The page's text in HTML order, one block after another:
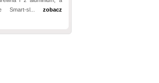
Smart-sl... zobacz